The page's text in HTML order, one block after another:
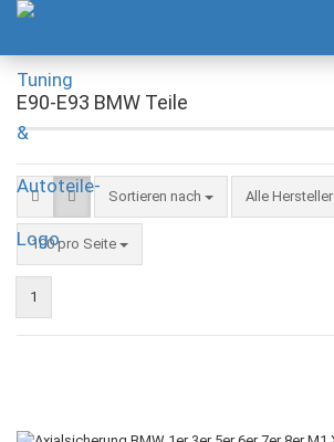
E90-E93 BMW Teile
Sortieren nach Alle Hersteller
100 pro Seite
1